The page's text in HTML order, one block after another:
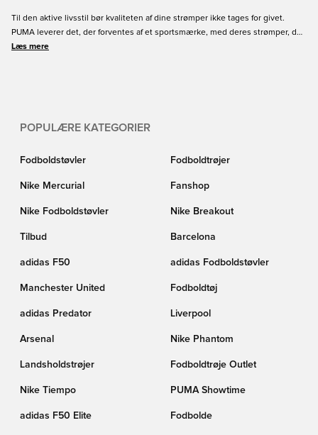
Til den aktive livsstil bør kvaliteten af dine strømper ikke tages for givet.
PUMA leverer det, der forventes af et sportsmærke, med deres strømper, der
både er holdbare og velegnet til de mange lejligheder i løbet af ugen. Vælg
Læs mere
POPULÆRE KATEGORIER
Fodboldstøvler Fodboldtrøjer
Nike Mercurial Fanshop
Nike Fodboldstøvler Nike Breakout
Tilbud Barcelona
adidas F50 adidas Fodboldstøvler
Manchester United Fodboldtøj
adidas Predator Liverpool
Arsenal Nike Phantom
Landsholdstrøjer Fodboldtrøje Outlet
Nike Tiempo PUMA Showtime
adidas F50 Elite Fodbolde